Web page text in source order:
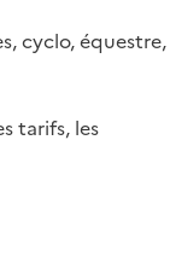
cyclo, équestre,
tarifs, les